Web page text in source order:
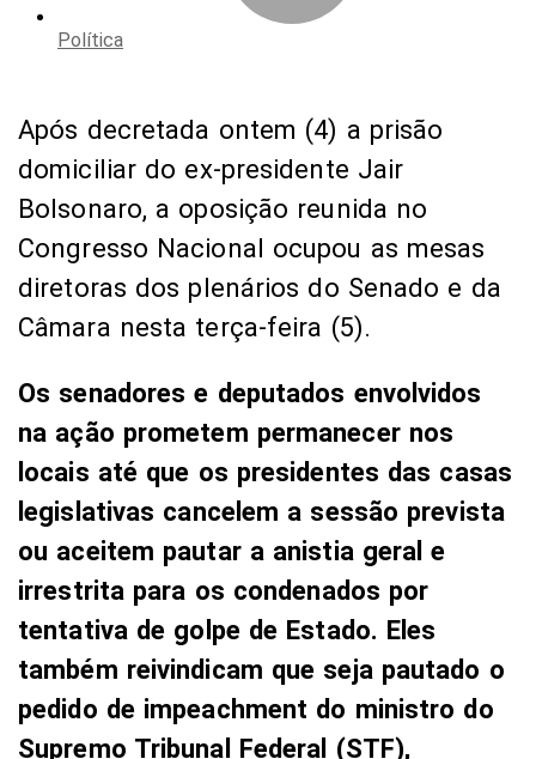
Política
Após decretada ontem (4) a prisão
domiciliar do ex-presidente Jair
Bolsonaro, a oposição reunida no
Congresso Nacional ocupou as mesas
diretoras dos plenários do Senado e da
Câmara nesta terça-feira (5).
Os senadores e deputados envolvidos
na ação prometem permanecer nos
locais até que os presidentes das casas
legislativas cancelem a sessão prevista
ou aceitem pautar a anistia geral e
irrestrita para os condenados por
tentativa de golpe de Estado. Eles
também reivindicam que seja pautado o
pedido de impeachment do ministro do
Supremo Tribunal Federal (STF),